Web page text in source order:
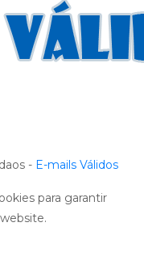
- E-mails Válidos
para garantir